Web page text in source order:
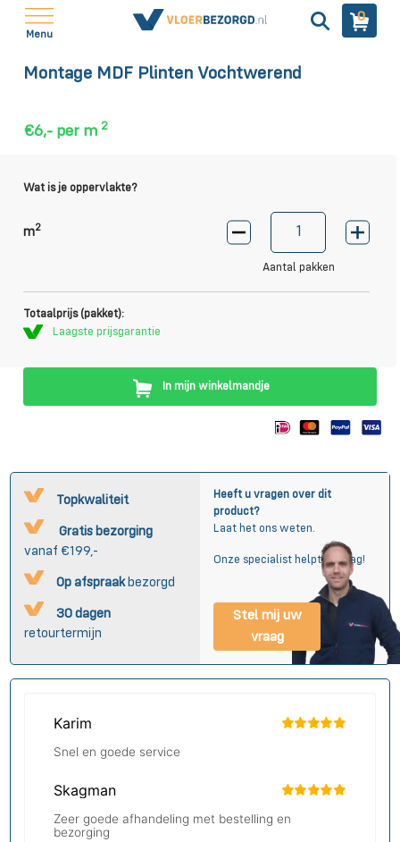
Menu
0
Montage MDF Plinten Vochtwerend
€6,- per m 2
Wat is je oppervlakte?
m2
Aantal pakken
Totaalprijs (pakket):
Laagste prijsgarantie
In mijn winkelmandje
Topkwaliteit
Gratis bezorging
vanaf €199,-
Op afspraak bezorgd
30 dagen
retourtermijn
Heeft u vragen over dit
product?
Laat het ons weten.
Onze specialist helpt u graag!
Stel mij uw
vraag